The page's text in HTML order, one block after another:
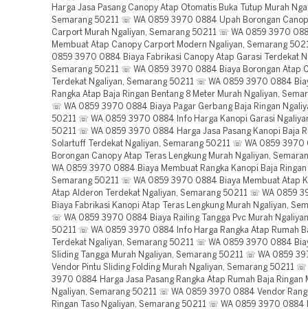
Harga Jasa Pasang Canopy Atap Otomatis Buka Tutup Murah
Semarang 50211 ☏ WA 0859 3970 0884 Upah Borongan
Carport Murah Ngaliyan, Semarang 50211 ☏ WA 0859 3970
Membuat Atap Canopy Carport Modern Ngaliyan, Semarang
0859 3970 0884 Biaya Fabrikasi Canopy Atap Garasi Terdekat
Semarang 50211 ☏ WA 0859 3970 0884 Biaya Borongan Atap
Terdekat Ngaliyan, Semarang 50211 ☏ WA 0859 3970 0884
Rangka Atap Baja Ringan Bentang 8 Meter Murah Ngaliyan,
☏ WA 0859 3970 0884 Biaya Pagar Gerbang Baja Ringan
50211 ☏ WA 0859 3970 0884 Info Harga Kanopi Garasi
50211 ☏ WA 0859 3970 0884 Harga Jasa Pasang Kanopi Baja
Solartuff Terdekat Ngaliyan, Semarang 50211 ☏ WA 0859 3970
Borongan Canopy Atap Teras Lengkung Murah Ngaliyan,
WA 0859 3970 0884 Biaya Membuat Rangka Kanopi Baja Ringan
Semarang 50211 ☏ WA 0859 3970 0884 Biaya Membuat Atap
Atap Alderon Terdekat Ngaliyan, Semarang 50211 ☏ WA 0859
Biaya Fabrikasi Kanopi Atap Teras Lengkung Murah Ngaliyan,
☏ WA 0859 3970 0884 Biaya Railing Tangga Pvc Murah
50211 ☏ WA 0859 3970 0884 Info Harga Rangka Atap Rumah
Terdekat Ngaliyan, Semarang 50211 ☏ WA 0859 3970 0884
Sliding Tangga Murah Ngaliyan, Semarang 50211 ☏ WA 0859
Vendor Pintu Sliding Folding Murah Ngaliyan, Semarang 50211 ☏
3970 0884 Harga Jasa Pasang Rangka Atap Rumah Baja Ringan
Ngaliyan, Semarang 50211 ☏ WA 0859 3970 0884 Vendor
Ringan Taso Ngaliyan, Semarang 50211 ☏ WA 0859 3970 0884